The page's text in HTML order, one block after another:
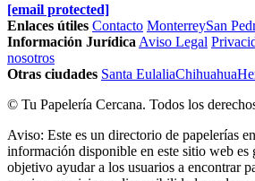
[email protected]
Enlaces útiles Contacto MonterreySan
Información Jurídica Aviso Legal
nosotros
Otras ciudades Santa EulaliaChihuahua
© Tu Papelería Cercana. Todos los
Aviso: Este es un directorio de papelerías
información disponible en este sitio web es
objetivo ayudar a los usuarios a encontrar